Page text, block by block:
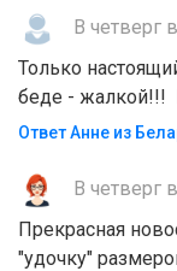
В четверг
Только
беде - жалкой!!!
Ответ Анне из
В четверг
Прекрасная
"удочку"